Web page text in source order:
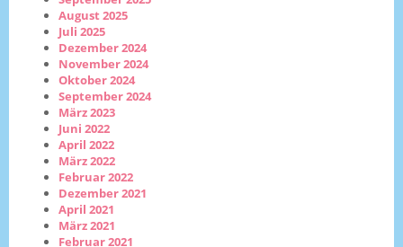
August 2025
Juli 2025
Dezember 2024
November 2024
Oktober 2024
September 2024
März 2023
Juni 2022
April 2022
März 2022
Februar 2022
Dezember 2021
April 2021
März 2021
Februar 2021